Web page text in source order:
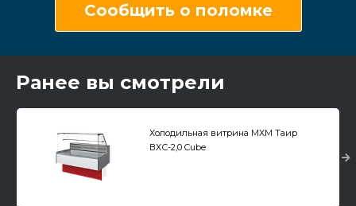
Сообщить о поломке
Ранее вы смотрели
Холодильная витрина МХМ Таир
ВХС-2,0 Cube